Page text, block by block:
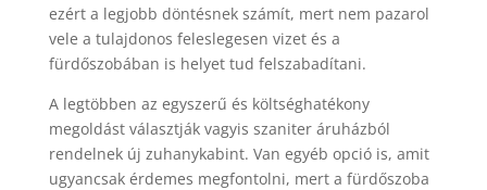
ezért a legjobb döntésnek számít, mert nem pazarol
vele a tulajdonos feleslegesen vizet és a
fürdőszobában is helyet tud felszabadítani.
A legtöbben az egyszerű és költséghatékony
megoldást választják vagyis szaniter áruházból
rendelnek új zuhanykabint. Van egyéb opció is, amit
ugyancsak érdemes megfontolni, mert a fürdőszoba